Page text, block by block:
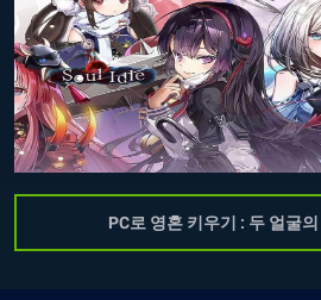
PC로 영혼 키우기 : 두 얼굴